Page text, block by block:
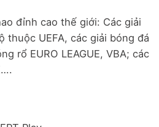
đỉnh cao thế giới: Các giải
thuộc UEFA, các giải bóng đá
rổ EURO LEAGUE, VBA; các